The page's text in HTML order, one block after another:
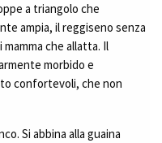
a triangolo che
ampia, il reggiseno senza
che allatta. Il
morbido e
confortevoli, che non
Si abbina alla guaina